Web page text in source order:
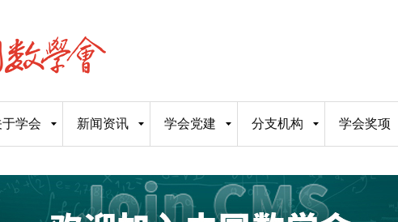
于学会 新闻资讯 学会党建 分支机构 学会奖项